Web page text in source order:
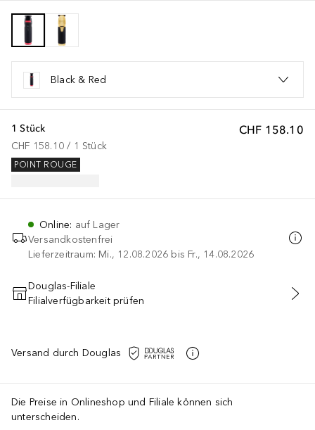
Black & Red
CHF 158.10
1 Stück
CHF 158.10 / 1 Stück
POINT ROUGE
Online: auf Lager
Versandkostenfrei
Lieferzeitraum: Mi., 12.08.2026 bis Fr., 14.08.2026
IN DEN WARENKORB
Douglas-Filiale
Filialverfügbarkeit prüfen
Versand durch Douglas
Die Preise in Onlineshop und Filiale können sich
unterscheiden.